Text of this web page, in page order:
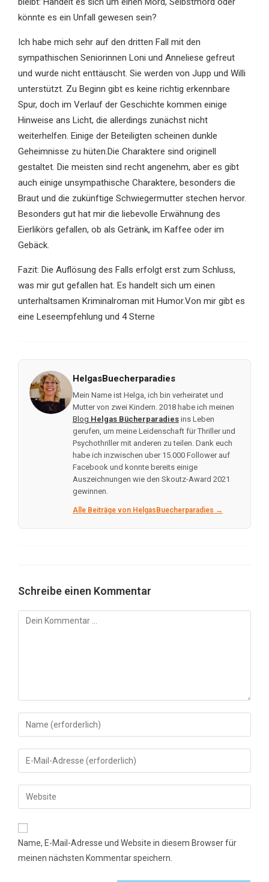
könnte es ein Unfall gewesen sein?
Ich habe mich sehr auf den dritten Fall mit den
sympathischen Seniorinnen Loni und Anneliese gefreut
und wurde nicht enttäuscht. Sie werden von Jupp und Willi
unterstützt. Zu Beginn gibt es keine richtig erkennbare
Spur, doch im Verlauf der Geschichte kommen einige
Hinweise ans Licht, die allerdings zunächst nicht
weiterhelfen. Einige der Beteiligten scheinen dunkle
Geheimnisse zu hüten.Die Charaktere sind originell
gestaltet. Die meisten sind recht angenehm, aber es gibt
auch einige unsympathische Charaktere, besonders die
Braut und die zukünftige Schwiegermutter stechen hervor.
Besonders gut hat mir die liebevolle Erwähnung des
Eierlikörs gefallen, ob als Getränk, im Kaffee oder im
Gebäck.
Fazit: Die Auflösung des Falls erfolgt erst zum Schluss,
was mir gut gefallen hat. Es handelt sich um einen
unterhaltsamen Kriminalroman mit Humor.Von mir gibt es
eine Leseempfehlung und 4 Sterne
HelgasBuecherparadies
Mein Name ist Helga, ich bin verheiratet und
Mutter von zwei Kindern. 2018 habe ich meinen
Blog Helgas Bücherparadiesins Leben
gerufen, um meine Leidenschaft für Thriller und
Psychothriller mit anderen zu teilen. Dank euch
habe ich inzwischen uber 15.000 Follower auf
Facebook und konnte bereits einige
Auszeichnungen wie den Skoutz-Award 2021
gewinnen.
Alle Beiträge von HelgasBuecherparadies →
Schreibe einen Kommentar
Kommentar
Gib
deinen
Namen
oder
zum
Kommentieren
ein
Gib
deine
E-
Mail-
zum
Kommentieren
ein
Gib
deine
Website-
Name, E-Mail-Adresse und Website in diesem Browser für
meinen nächsten Kommentar speichern.